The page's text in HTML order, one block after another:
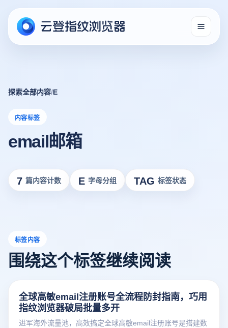
探索全部内容/E
内容标签
email邮箱
7 篇内容计数 E 字母分组 TAG 标签状态
标签内容
围绕这个标签继续阅读
全球高敏email注册账号全流程防封指南，巧用
指纹浏览器破局批量多开
进军海外流量池，高效搞定全球高敏email注册账号是搭建数